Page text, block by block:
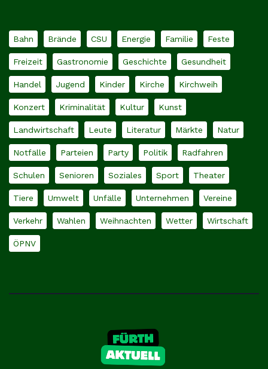
Bahn Brände CSU Energie Familie Feste
Freizeit Gastronomie Geschichte Gesundheit
Handel Jugend Kinder Kirche Kirchweih
Konzert Kriminalität Kultur Kunst
Landwirtschaft Leute Literatur Märkte Natur
Notfälle Parteien Party Politik Radfahren
Schulen Senioren Soziales Sport Theater
Tiere Umwelt Unfälle Unternehmen Vereine
Verkehr Wahlen Weihnachten Wetter Wirtschaft
ÖPNV